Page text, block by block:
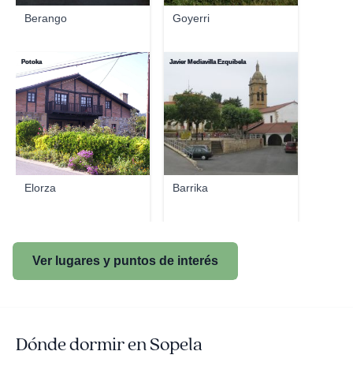
Berango Goyerri
Elorza
Potoka
Barrika
Javier Mediavilla Ezquibela
Ver lugares y puntos de interés
Dónde dormir en Sopela